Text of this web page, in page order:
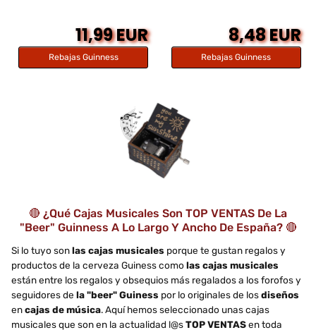
11,99 EUR
Rebajas Guinness
8,48 EUR
Rebajas Guinness
🔴 ¿Qué Cajas Musicales Son TOP VENTAS De La
"beer" Guinness A Lo Largo Y Ancho De España? 🔴
Si lo tuyo sonlas cajas musicales porque te gustan regalos y
productos de la cerveza Guiness comolas cajas musicales
están entre los regalos y obsequios más regalados a los forofos y
seguidores de la "beer" Guiness por lo originales de losdiseños
encajas de música. Aquí hemos seleccionado unas cajas
musicales que son en la actualidad l@sTOP VENTASen toda